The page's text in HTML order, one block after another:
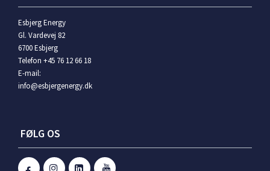
Esbjerg Energy
Gl. Vardevej 82
6700 Esbjerg
Telefon +45 76 12 66 18
E-mail:
info@esbjergenergy.dk
FØLG OS